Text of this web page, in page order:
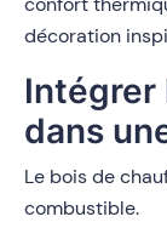
décoration
Intégrer
dans
Le bois de
combustible.